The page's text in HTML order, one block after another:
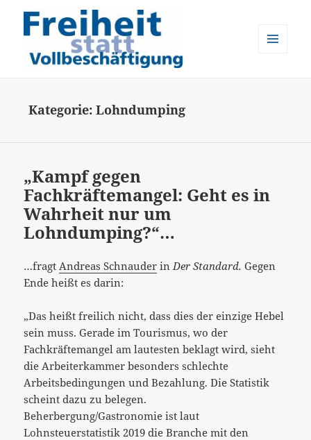
Kategorie:Lohndumping
„Kampf gegen
Fachkräftemangel: Geht es in
Wahrheit nur um
Lohndumping?“…
…fragt Andreas Schnauder in Der Standard. Gegen
Ende heißt es darin:
„Das heißt freilich nicht, dass dies der einzige Hebel
sein muss. Gerade im Tourismus, wo der
Fachkräftemangel am lautesten beklagt wird, sieht
die Arbeiterkammer besonders schlechte
Arbeitsbedingungen und Bezahlung. Die Statistik
scheint dazu zu belegen.
Beherbergung/Gastronomie ist laut
Lohnsteuerstatistik 2019 die Branche mit den